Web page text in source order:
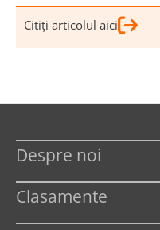
Citiţi articolul aici
Despre noi
Clasamente